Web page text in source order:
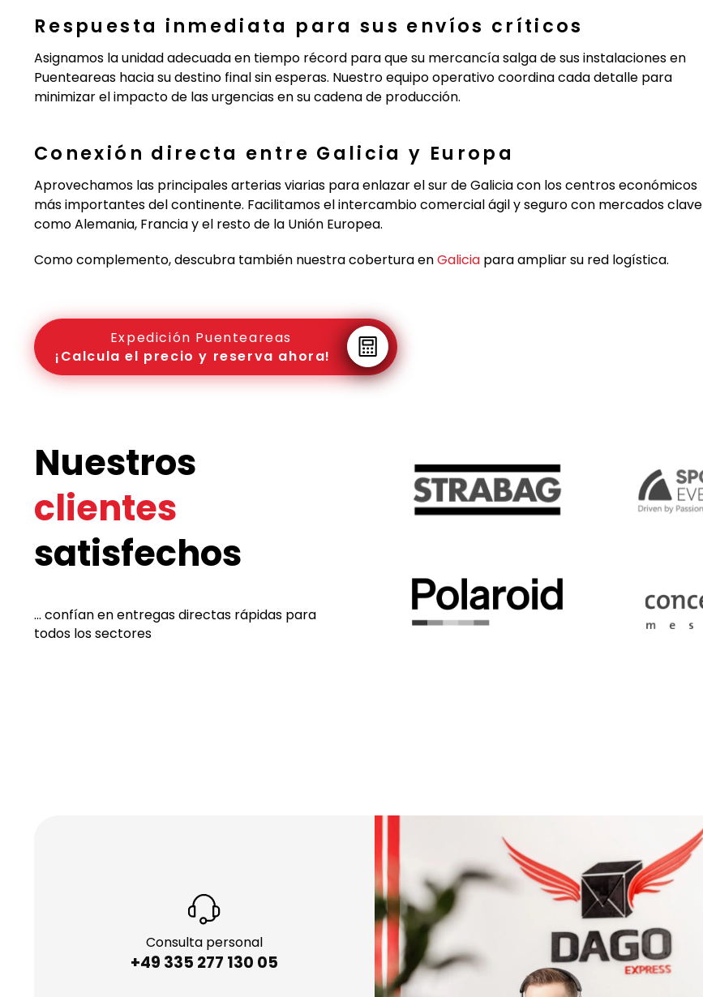
Respuesta inmediata para sus envíos críticos
Asignamos la unidad adecuada en tiempo récord para que su mercancía salga de sus instalaciones en
Puenteareas hacia su destino final sin esperas. Nuestro equipo operativo coordina cada detalle para
minimizar el impacto de las urgencias en su cadena de producción.
Conexión directa entre Galicia y Europa
Aprovechamos las principales arterias viarias para enlazar el sur de Galicia con los centros económicos
más importantes del continente. Facilitamos el intercambio comercial ágil y seguro con mercados clave
como Alemania, Francia y el resto de la Unión Europea.
Como complemento, descubra también nuestra cobertura enGalicia para ampliar su red logística.
Expedición Puenteareas
¡Calcula el precio y reserva ahora!
Nuestros
clientes
satisfechos
... confían en entregas directas rápidas para
todos los sectores
Consulta personal
+49 335 277 130 05